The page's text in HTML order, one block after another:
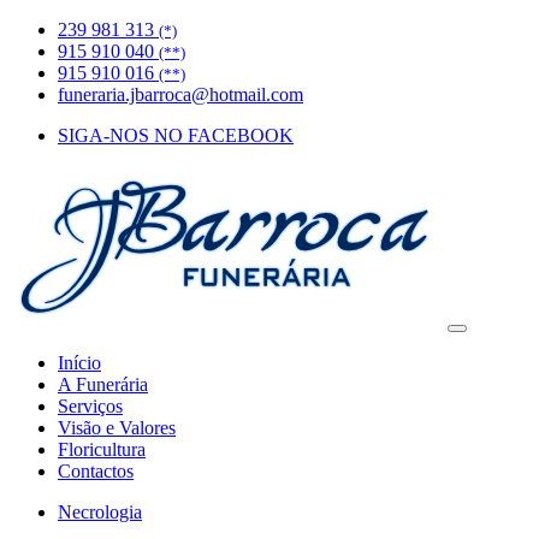
239 981 313 (*)
915 910 040 (**)
915 910 016 (**)
funeraria.jbarroca@hotmail.com
SIGA-NOS NO FACEBOOK
Início
A Funerária
Serviços
Visão e Valores
Floricultura
Contactos
Necrologia